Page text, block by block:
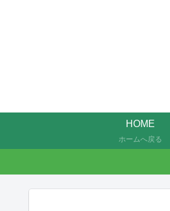
HOME
ホームへ戻る